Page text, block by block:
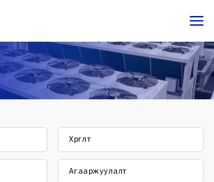
Хөргөлт
Агааржуулалт